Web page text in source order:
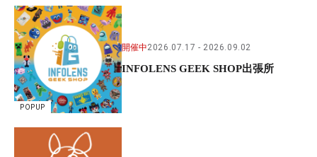
POPUP
開催中2026.07.17 2026.09.02
INFOLENS GEEK SHOP出張所